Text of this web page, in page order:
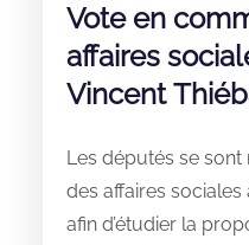
Vote en
affaires
Vincent
Les députés se
des affaires sociales
afin d’étudier la